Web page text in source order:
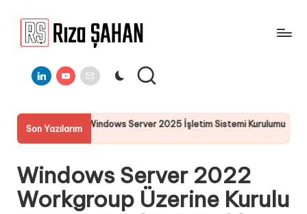
a
Ş
A
H
A
Bilgi
Paylaşım
LinkedinYoutube
E-
Mail
Son Yazılarım
Server 2025 İşletim Sistemi Kurulumu Server 2025
Windows Server 2022
Workgroup Üzerine Kurulu